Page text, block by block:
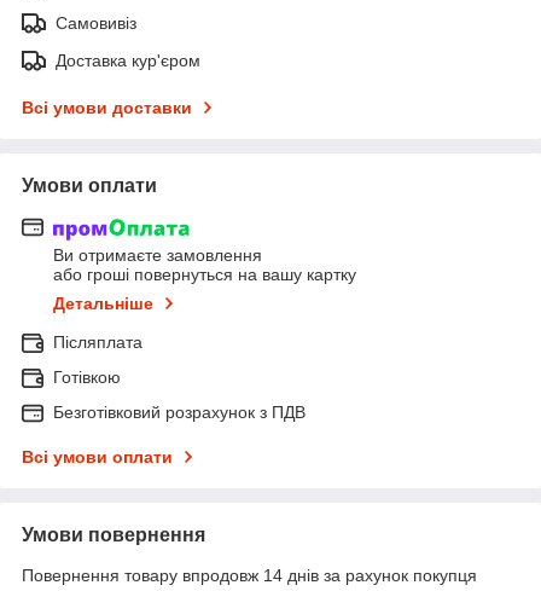
Самовивіз
Доставка кур'єром
Всі умови доставки
Умови оплати
Ви отримаєте замовлення
або гроші повернуться на вашу картку
Детальніше
Післяплата
Готівкою
Безготівковий розрахунок з ПДВ
Всі умови оплати
Умови повернення
Повернення товару впродовж 14 днів за рахунок покупця